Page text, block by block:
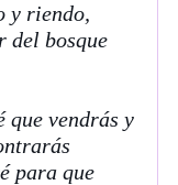
y riendo,
del bosque
que vendrás y
para que